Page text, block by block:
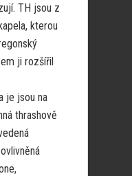
TH jsou z
kterou
ji rozšířil
je jsou na
thrashově